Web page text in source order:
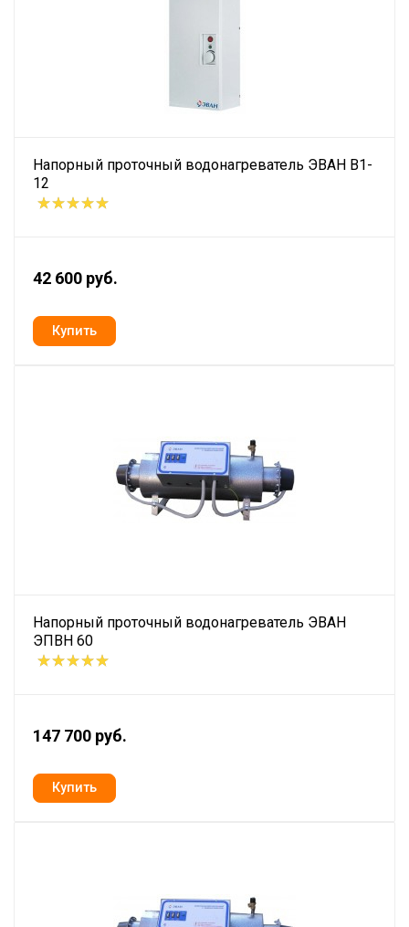
Напорный проточный водонагреватель ЭВАН В1-
12
42 600 руб.
Напорный проточный водонагреватель ЭВАН
ЭПВН 60
147 700 руб.